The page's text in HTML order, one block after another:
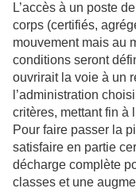
L’accès à un poste
corps (certifiés,
mouvement mais au
conditions seront
ouvrirait la voie à un
l’administration
critères, mettant fin à
Pour faire passer la
satisfaire en partie
décharge complète
classes et une